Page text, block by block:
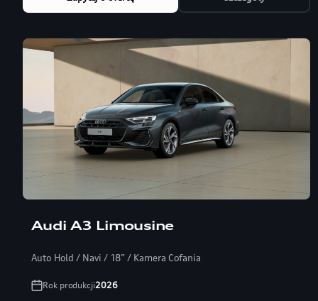
Audi A3 Limousine
Auto Hold / Navi / 18” / Kamera Cofania
Rok produkcji2026